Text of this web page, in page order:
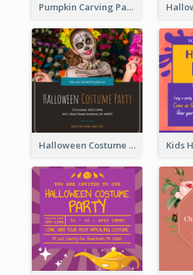
Pumpkin Carving Party Invitation
Halloween Costume Party Invitation